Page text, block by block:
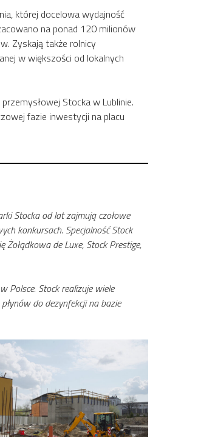
której docelowa wydajność
na ponad 120 milionów
Zyskają także rolnicy
w większości od lokalnych
Stocka w Lublinie.
fazie inwestycji na placu
Stocka od lat zajmują czołowe
konkursach. Specjalność Stock
Żołądkowa de Luxe, Stock Prestige,
Polsce. Stock realizuje wiele
do dezynfekcji na bazie